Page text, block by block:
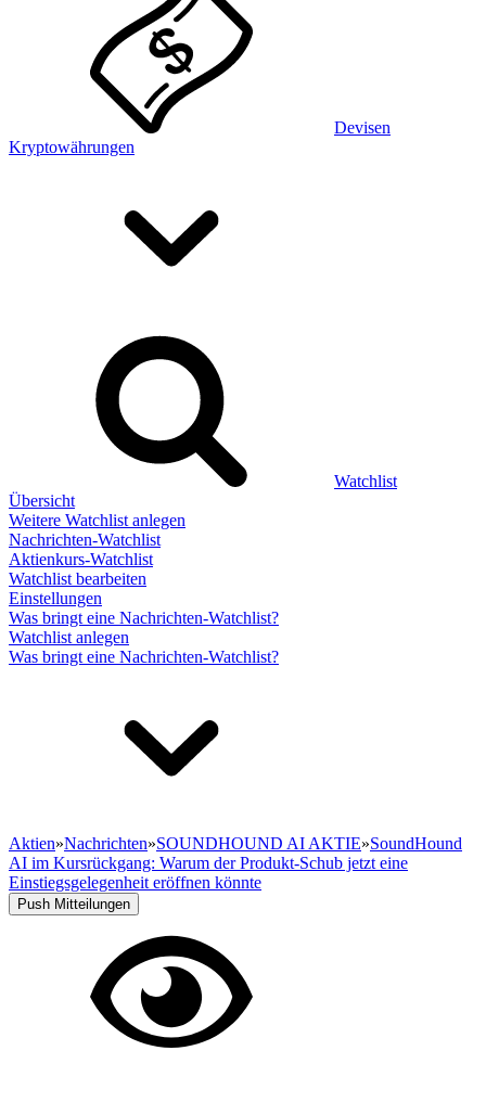
Devisen
Kryptowährungen
Watchlist
Übersicht
Weitere Watchlist anlegen
Nachrichten-Watchlist
Aktienkurs-Watchlist
Watchlist bearbeiten
Einstellungen
Was bringt eine Nachrichten-Watchlist?
Watchlist anlegen
Was bringt eine Nachrichten-Watchlist?
Aktien»Nachrichten»SOUNDHOUND AI AKTIE»SoundHound
AI im Kursrückgang: Warum der Produkt-Schub jetzt eine
Einstiegsgelegenheit eröffnen könnte
Push Mitteilungen